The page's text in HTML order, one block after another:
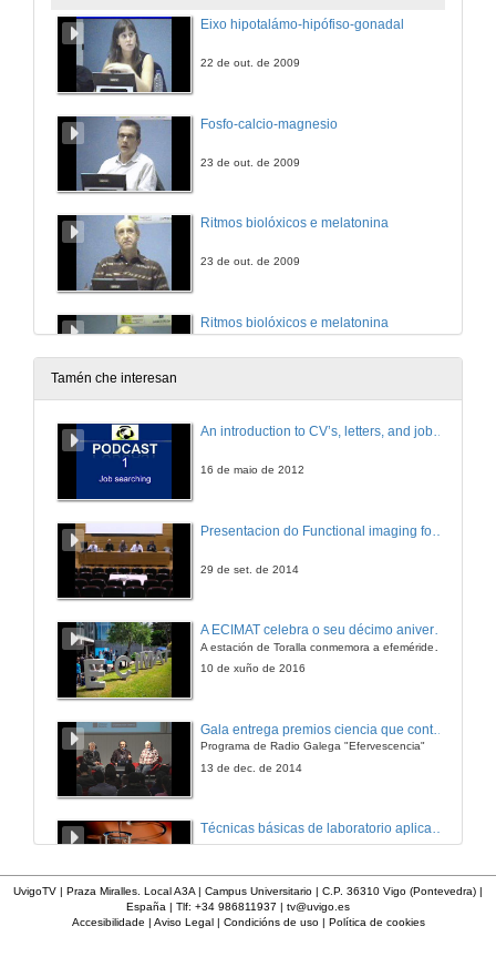
Eixo hipotalámo-hipófiso-gonadal
22 de out. de 2009
Fosfo-calcio-magnesio
23 de out. de 2009
Ritmos biolóxicos e melatonina
23 de out. de 2009
Ritmos biolóxicos e melatonina
29 de out. de 2009
Oxidación dos ácidos grasos
Tamén che interesan
An introduction to CV’s, letters, and job searching
16 de maio de 2012
29 de set. de 2014
A ECIMAT celebra o seu décimo aniversario
10 de xuño de 2016
Programa de Radio Galega "Efervescencia"
13 de dec. de 2014
Técnicas básicas de laboratorio aplicadas á bioloxía
Benvida e presentación da xornada
UvigoTV | Praza Miralles. Local A3A | Campus Universitario | C.P. 36310 Vigo (Pontevedra) |
España | Tlf: +34 986811937 | tv@uvigo.es
Accesibilidade | Aviso Legal| Condicións de uso| Política de cookies